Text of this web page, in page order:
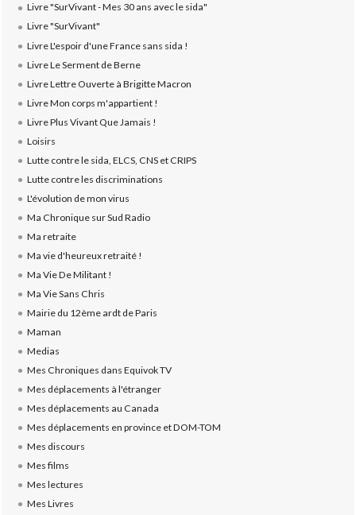
Livre "SurVivant - Mes 30 ans avec le sida"
Livre "SurVivant"
Livre L'espoir d'une France sans sida !
Livre Le Serment de Berne
Livre Lettre Ouverte à Brigitte Macron
Livre Mon corps m'appartient !
Livre Plus Vivant Que Jamais !
Loisirs
Lutte contre le sida, ELCS, CNS et CRIPS
Lutte contre les discriminations
L'évolution de mon virus
Ma Chronique sur Sud Radio
Ma retraite
Ma vie d'heureux retraité !
Ma Vie De Militant !
Ma Vie Sans Chris
Mairie du 12ème ardt de Paris
Maman
Medias
Mes Chroniques dans Equivok TV
Mes déplacements à l'étranger
Mes déplacements au Canada
Mes déplacements en province et DOM-TOM
Mes discours
Mes films
Mes lectures
Mes Livres